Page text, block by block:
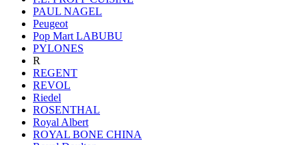
PAUL NAGEL
Peugeot
Pop Mart LABUBU
PYLONES
R
REGENT
REVOL
Riedel
ROSENTHAL
Royal Albert
ROYAL BONE CHINA